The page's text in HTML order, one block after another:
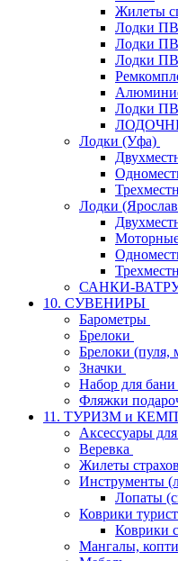
Жилеты
Лодки
Лодки
Лодки
Лодки
Лодки (Уфа)
Лодки
САНКИ-
10. СУВЕНИРЫ
Барометры
Брелоки
Брелоки (пуля,
Значки
Набор для
Фляжки
11. ТУРИЗМ и
Аксессуары
Веревка
Жилеты
Инструменты
Лопаты
Коврики
Коврики
Мангалы,